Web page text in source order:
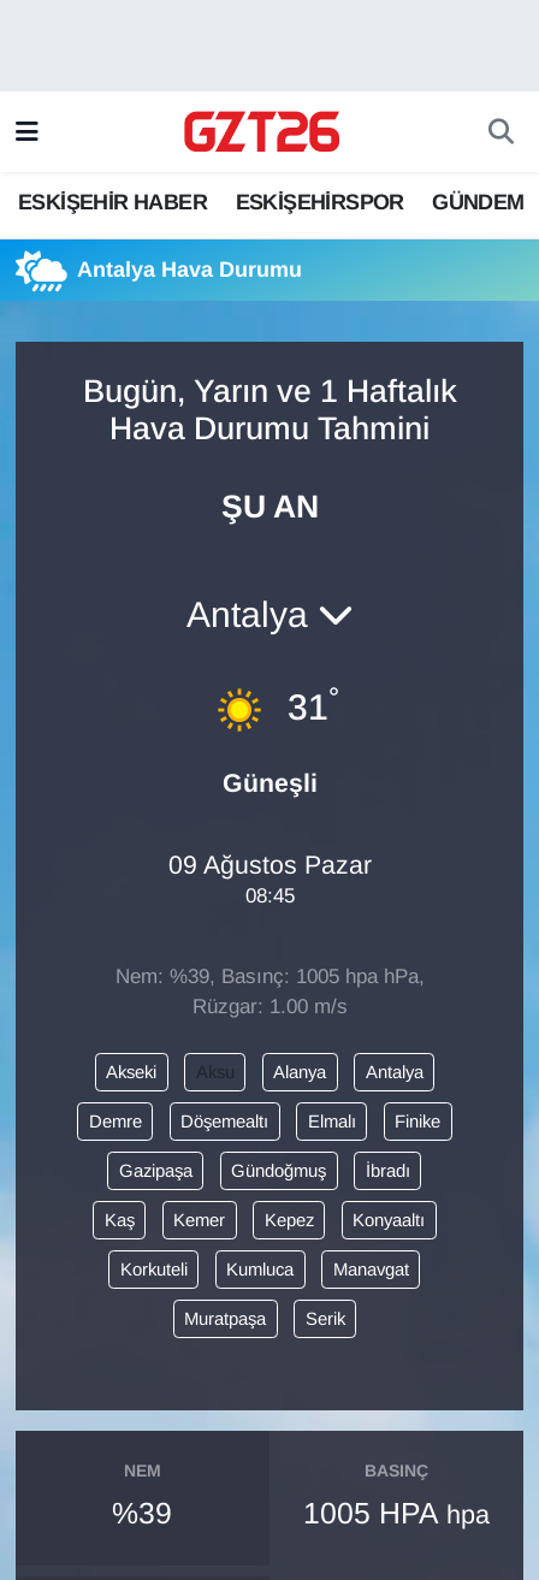
ESKİŞEHİR HABER ESKİŞEHİRSPOR GÜNDEM
Antalya Hava Durumu
Bugün, Yarın ve 1 Haftalık
Hava Durumu Tahmini
ŞU AN
Antalya
31°
Güneşli
09 Ağustos Pazar
08:45
Nem: %39, Basınç: 1005 hpa hPa,
Rüzgar: 1.00 m/s
Akseki Aksu Alanya Antalya
Demre Döşemealtı Elmalı Finike
Gazipaşa Gündoğmuş İbradı
Kaş Kemer Kepez Konyaaltı
Korkuteli Kumluca Manavgat
Muratpaşa Serik
NEM
%39
BASINÇ
1005 HPA hpa
ESKİŞEHİRSPOR
GÜNDEM
SPOR
Odunpazarı Trafik Yoğunluk Haritası
Süper Lig Puan Durumu ve Fikstür
Tüm Manşetler
Son Dakika Haberleri
Haber Arşivi